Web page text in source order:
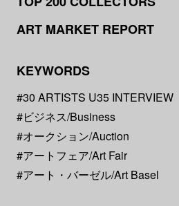
ART MARKET REPORT
KEYWORDS
#30 ARTISTS U35 INTERVIEW
#ビジネス/Business
#オークション/Auction
#アートフェア/Art Fair
#アート・バーゼル/Art Basel